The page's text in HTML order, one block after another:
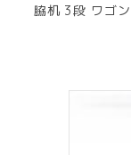
脇机 3段 ワゴ